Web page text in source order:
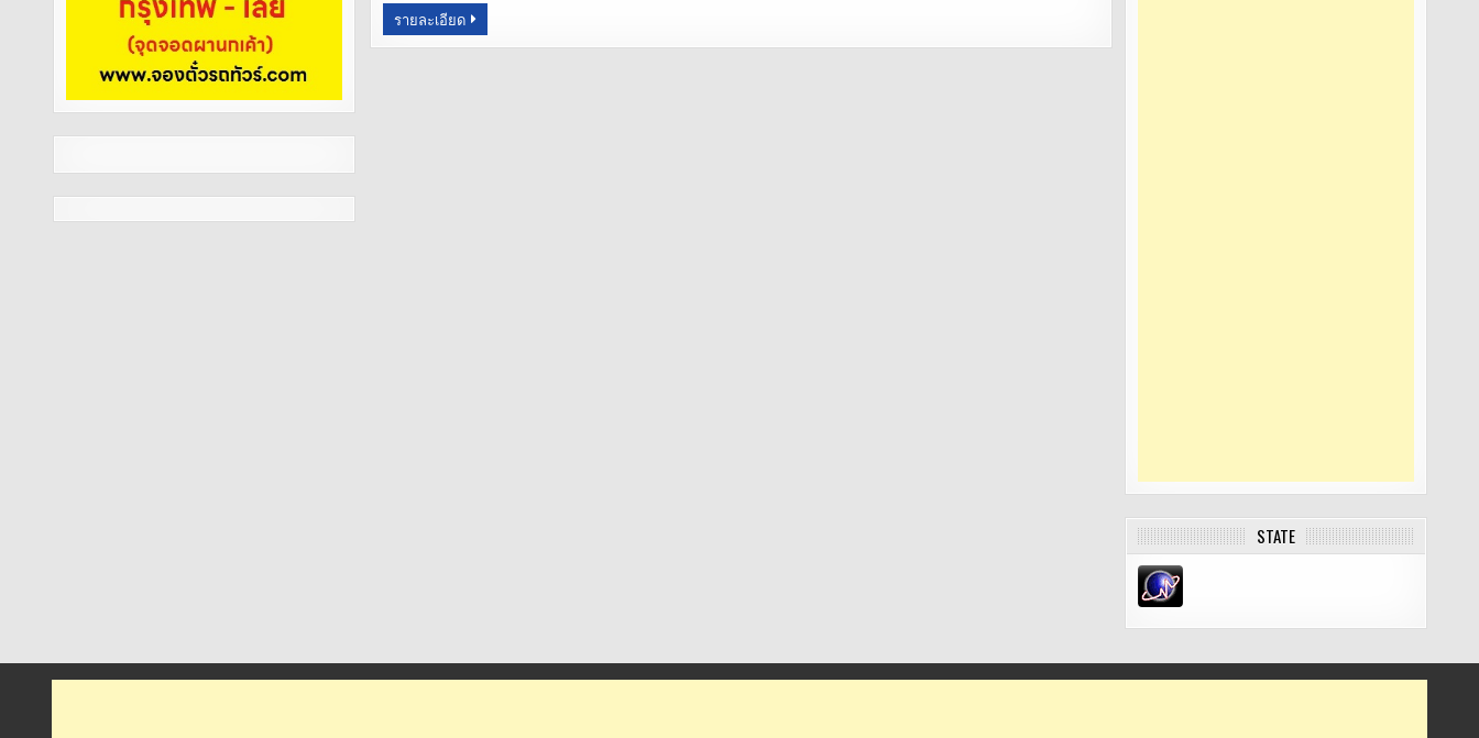
b
o
r
รายละเอียด
STATE